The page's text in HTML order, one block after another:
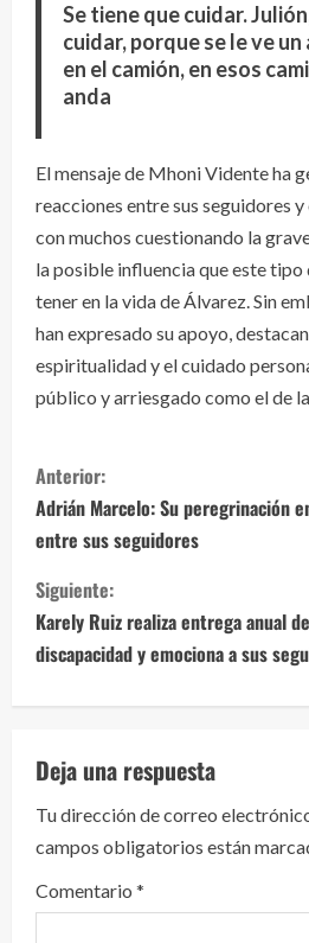
Se tiene que cuidar.
cuidar, porque se le ve
en el camión, en esos
anda
El mensaje de Mhoni Vidente ha
reacciones entre sus seguidores y
con muchos cuestionando la
la posible influencia que este
tener en la vida de Álvarez. Sin
han expresado su apoyo,
espiritualidad y el cuidado
público y arriesgado como el de
S
i
g
u
e
l
e
y
e
n
Anterior:
Adrián Marcelo: Su peregrinación
entre sus seguidores
Siguiente:
Karely Ruiz realiza entrega anual
discapacidad y emociona a sus
Deja una respuesta
Tu dirección de correo
campos obligatorios están
Comentario *